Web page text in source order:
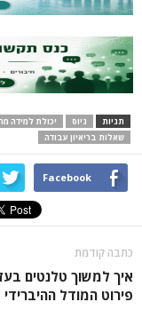
תגיות גיוס יכולת למידה
שאלות בריאיון עבודה
Facebook
כתבה קודמת
איך למשוך טלנטים
פירוט המודל ההיברידי